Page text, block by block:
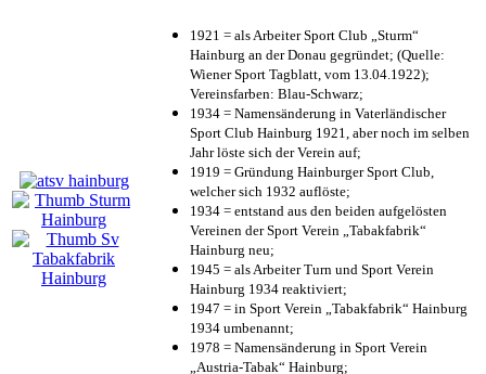
1921 = als Arbeiter Sport Club „Sturm“
Hainburg an der Donau gegründet; (Quelle:
Wiener Sport Tagblatt, vom 13.04.1922);
Vereinsfarben: Blau-Schwarz;
1934 = Namensänderung in Vaterländischer
Sport Club Hainburg 1921, aber noch im selben
Jahr löste sich der Verein auf;
1919 = Gründung Hainburger Sport Club,
welcher sich 1932 auflöste;
1934 = entstand aus den beiden aufgelösten
Vereinen der Sport Verein „Tabakfabrik“
Hainburg neu;
1945 = als Arbeiter Turn und Sport Verein
Hainburg 1934 reaktiviert;
1947 = in Sport Verein „Tabakfabrik“ Hainburg
1934 umbenannt;
1978 = Namensänderung in Sport Verein
„Austria-Tabak“ Hainburg;